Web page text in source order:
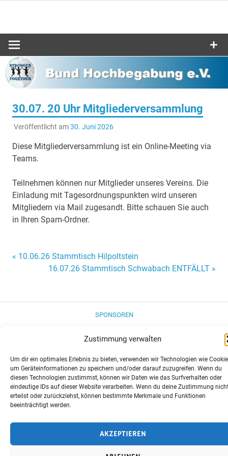
Zustimmung verwalten
Um dir ein optimales Erlebnis zu bieten, verwenden wir Technologien wie
um Geräteinformationen zu speichern und/oder darauf zuzugreifen. Wenn du
diesen Technologien zustimmst, können wir Daten wie das Surfverhalten oder
eindeutige IDs auf dieser Website verarbeiten. Wenn du deine Zustimmung
erteilst oder zurückziehst, können bestimmte Merkmale und Funktionen
beeinträchtigt werden.
AKZEPTIEREN
Bund-
e.V.
30.07. 20 Uhr Mitgliederversammlung
Veröffentlicht am30. Juni 2026
Diese Mitgliederversammlung ist ein Online-Meeting via
Teams.
Teilnehmen können nur Mitglieder unseres Vereins. Die
Einladung mit Tagesordnungspunkten wird unseren
Mitgliedern via Mail zugesandt. Bitte schauen Sie auch
in Ihren Spam-Ordner.
Beitragsnavigation
« 10.06.26 Stammtisch Hilpoltstein
16.07.26 Stammtisch Schwabach ENTFÄLLT »
SPONSOREN
IMPRESSUM
COOKIE-RICHTLINIE (EU)
Erstellt mitWordPress undMerlin.